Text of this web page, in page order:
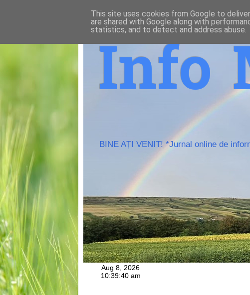
Info
BINE AȚI VENIT! *Jurnal online de
This site uses cookies from Google to
are shared with Google along with
statistics, and to detect and address abuse.